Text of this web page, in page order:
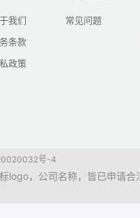
我们
条款
政策
常见问题
号-4
logo，公司名称，皆已申请合